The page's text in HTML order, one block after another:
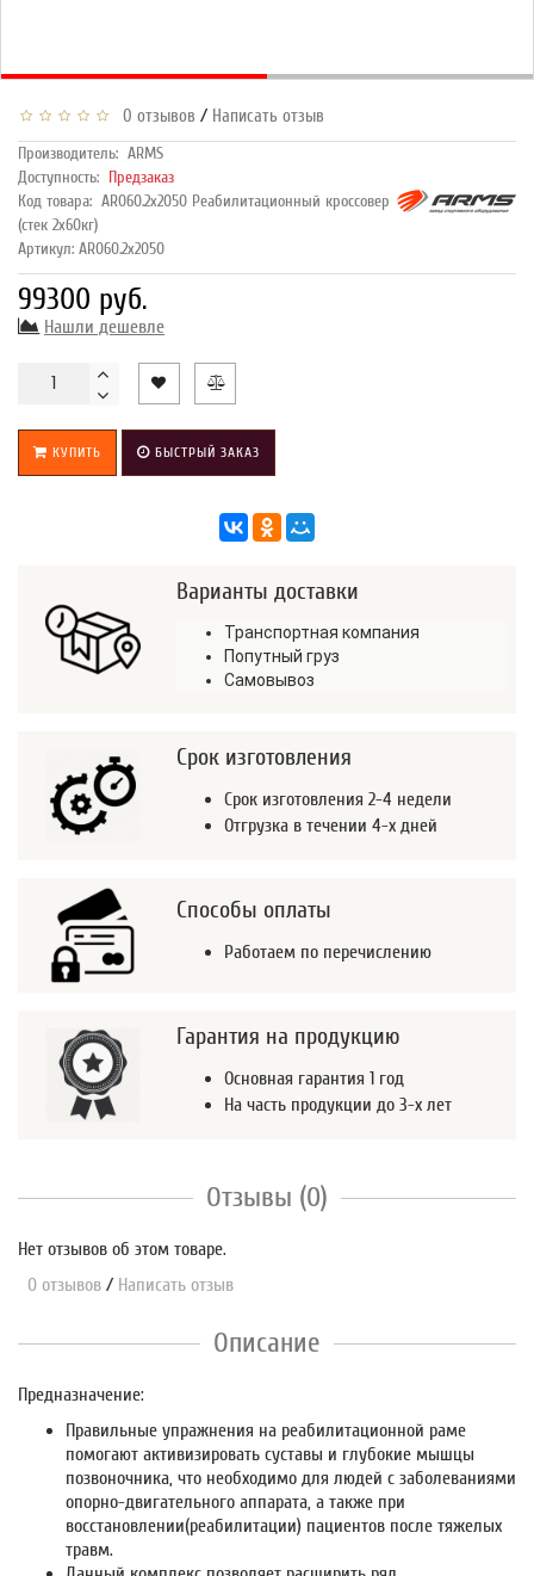
0 отзывов / Написать отзыв
Производитель: ARMS
Доступность: Предзаказ
Код товара: AR060.2х2050 Реабилитационный кроссовер
(стек 2х60кг)
Артикул: AR060.2х2050
99300 руб.
Нашли дешевле
КУПИТЬ БЫСТРЫЙ ЗАКАЗ
Варианты доставки
Транспортная компания
Попутный груз
Самовывоз
Срок изготовления
Срок изготовления 2-4 недели
Отгрузка в течении 4-х дней
Способы оплаты
Работаем по перечислению
Гарантия на продукцию
Основная гарантия 1 год
На часть продукции до 3-х лет
Отзывы (0)
Нет отзывов об этом товаре.
0 отзывов / Написать отзыв
Описание
Предназначение:
Правильные упражнения на реабилитационной раме
помогают активизировать суставы и глубокие мышцы
позвоночника, что необходимо для людей с заболеваниями
опорно-двигательного аппарата, а также при
восстановлении(реабилитации) пациентов после тяжелых
травм.